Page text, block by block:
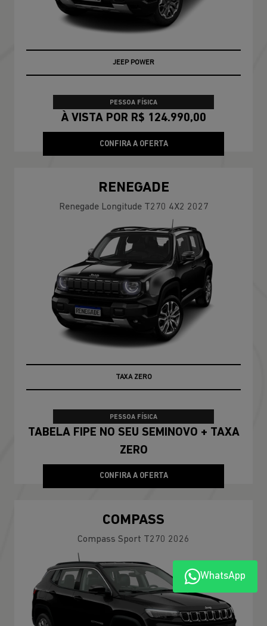
ENCONTRE UMA OFERTA
Commander Longitude T270 7L 26/27
PESSOA FÍSICA
De: R$ 228.790,00
R$ 188.990,00
CONFIRA A OFERTA
COMPASS
Compass Longitude T270 2026
WhatsApp